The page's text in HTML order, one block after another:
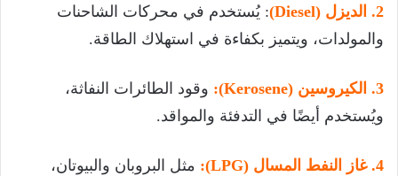
2. الديزل (Diesel)
: يُستخدم في محركات الشاحنات
والمولدات، ويتميز بكفاءة في استهلاك الطاقة.
3. الكيروسين (Kerosene):
وقود الطائرات النفاثة،
ويُستخدم أيضًا في التدفئة والمواقد.
4. غاز النفط المسال (LPG):
مثل البروبان والبيوتان،